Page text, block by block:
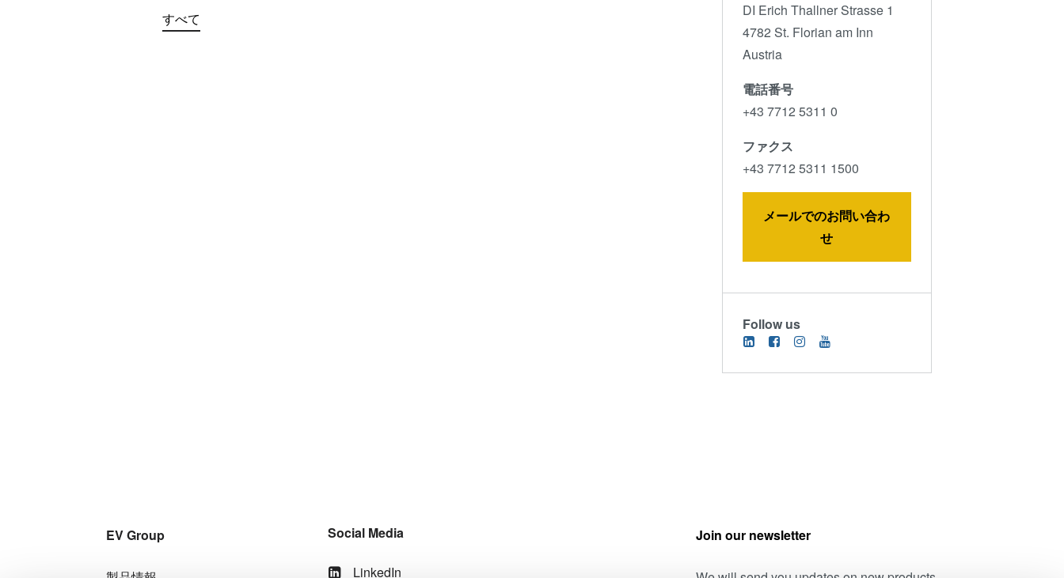
すべて
DI Erich Thallner Strasse 1
4782 St. Florian am Inn
Austria
電話番号
+43 7712 5311 0
ファクス
+43 7712 5311 1500
メールでのお問い合わ
せ
Follow us
EV Group Social Media
LinkedIn
Join our newsletter